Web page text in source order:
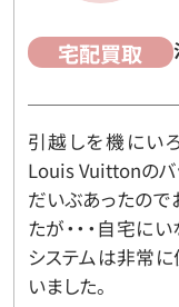
宅配買取
引越しを機にい
Louis Vuittonのバ
だいぶあったので
たが・・・自宅に
システムは非常に
いました。